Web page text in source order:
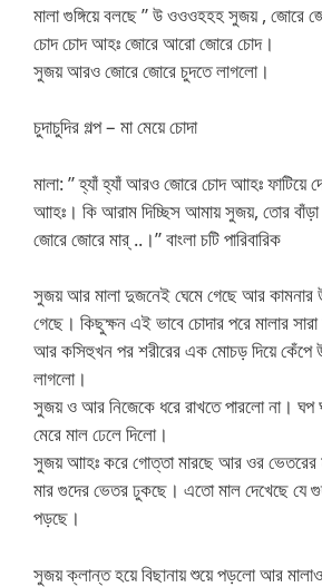
মালা গুঙ্গিয়ে বলছে ” উ ওওওহহহ সুজয় , জোরে
চোদ চোদ আহঃ জোরে আরো জোরে চোদ।
সুজয় আরও জোরে জোরে চুদতে লাগলো।
চুদাচুদির গল্প – মা মেয়ে চোদা
মালা: ” হ্যাঁ হ্যাঁ আরও জোরে চোদ আাহঃ ফাটিয়ে
আাহঃ। কি আরাম দিচ্ছিস আমায় সুজয়, তোর বাঁড়া
জোরে জোরে মার্ ..।” বাংলা চটি পারিবারিক
সুজয় আর মালা দুজনেই ঘেমে গেছে আর কামনার
গেছে। কিছুক্ষন এই ভাবে চোদার পরে মালার
আর কসিহুখন পর শরীরের এক মোচড় দিয়ে কেঁপে
লাগলো।
সুজয় ও আর নিজেকে ধরে রাখতে পারলো না। ঘপ
মেরে মাল ঢেলে দিলো।
সুজয় আাহঃ করে গোত্তা মারছে আর ওর
মার গুদের ভেতর ঢুকছে। এতো মাল দেখেছে যে
পড়ছে।
সুজয় ক্লান্ত হয়ে বিছানায় শুয়ে পড়লো আর